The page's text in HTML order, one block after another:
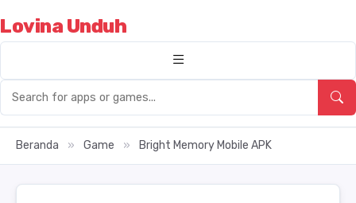
Lovina Unduh
Beranda » Game » Bright Memory Mobile APK